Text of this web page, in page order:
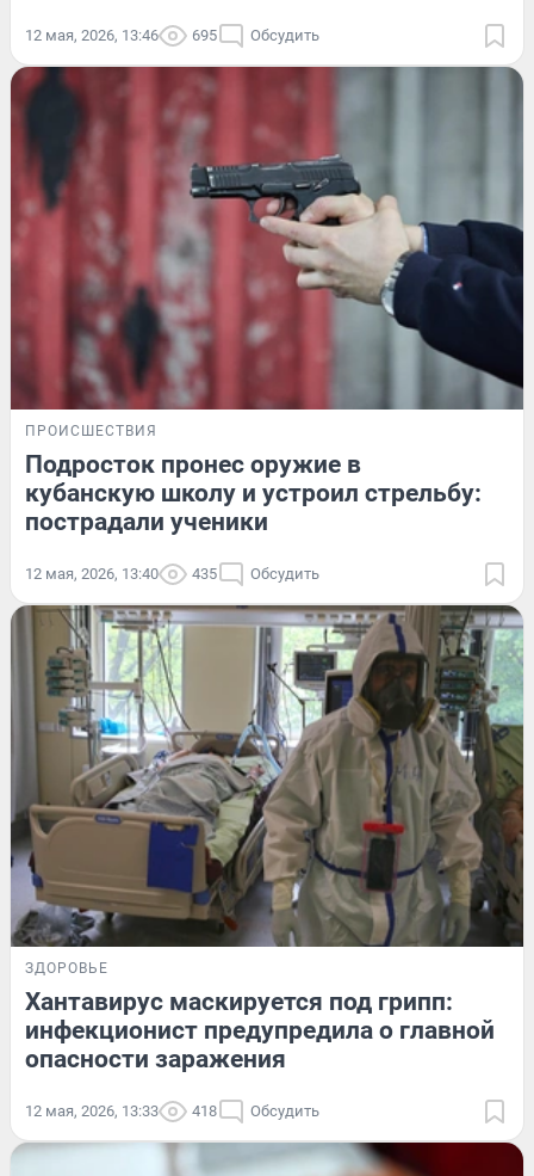
12 мая, 2026, 13:46 695 Обсудить
ПРОИСШЕСТВИЯ
Подросток пронес оружие в
кубанскую школу и устроил стрельбу:
пострадали ученики
12 мая, 2026, 13:40 435 Обсудить
ЗДОРОВЬЕ
Хантавирус маскируется под грипп:
инфекционист предупредила о главной
опасности заражения
12 мая, 2026, 13:33 418 Обсудить